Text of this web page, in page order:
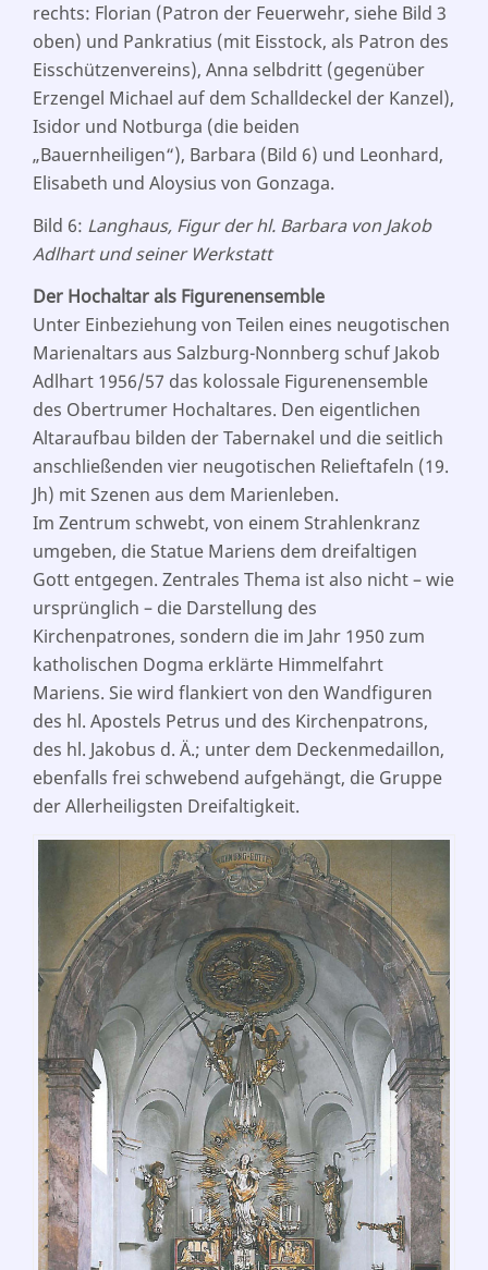
rechts: Florian (Patron der Feuerwehr, siehe Bild 3
oben) und Pankratius (mit Eisstock, als Patron des
Eisschützenvereins), Anna selbdritt (gegenüber
Erzengel Michael auf dem Schalldeckel der Kanzel),
Isidor und Notburga (die beiden
„Bauernheiligen“), Barbara (Bild 6) und Leonhard,
Elisabeth und Aloysius von Gonzaga.
Bild 6: Langhaus, Figur der hl. Barbara von Jakob
Adlhart und seiner Werkstatt
Der Hochaltar als Figurenensemble
Unter Einbeziehung von Teilen eines neugotischen
Marienaltars aus Salzburg-Nonnberg schuf Jakob
Adlhart 1956/57 das kolossale Figurenensemble
des Obertrumer Hochaltares. Den eigentlichen
Altaraufbau bilden der Tabernakel und die seitlich
anschließenden vier neugotischen Relieftafeln (19.
Jh) mit Szenen aus dem Marienleben.
Im Zentrum schwebt, von einem Strahlenkranz
umgeben, die Statue Mariens dem dreifaltigen
Gott entgegen. Zentrales Thema ist also nicht – wie
ursprünglich – die Darstellung des
Kirchenpatrones, sondern die im Jahr 1950 zum
katholischen Dogma erklärte Himmelfahrt
Mariens. Sie wird flankiert von den Wandfiguren
des hl. Apostels Petrus und des Kirchenpatrons,
des hl. Jakobus d. Ä.; unter dem Deckenmedaillon,
ebenfalls frei schwebend aufgehängt, die Gruppe
der Allerheiligsten Dreifaltigkeit.